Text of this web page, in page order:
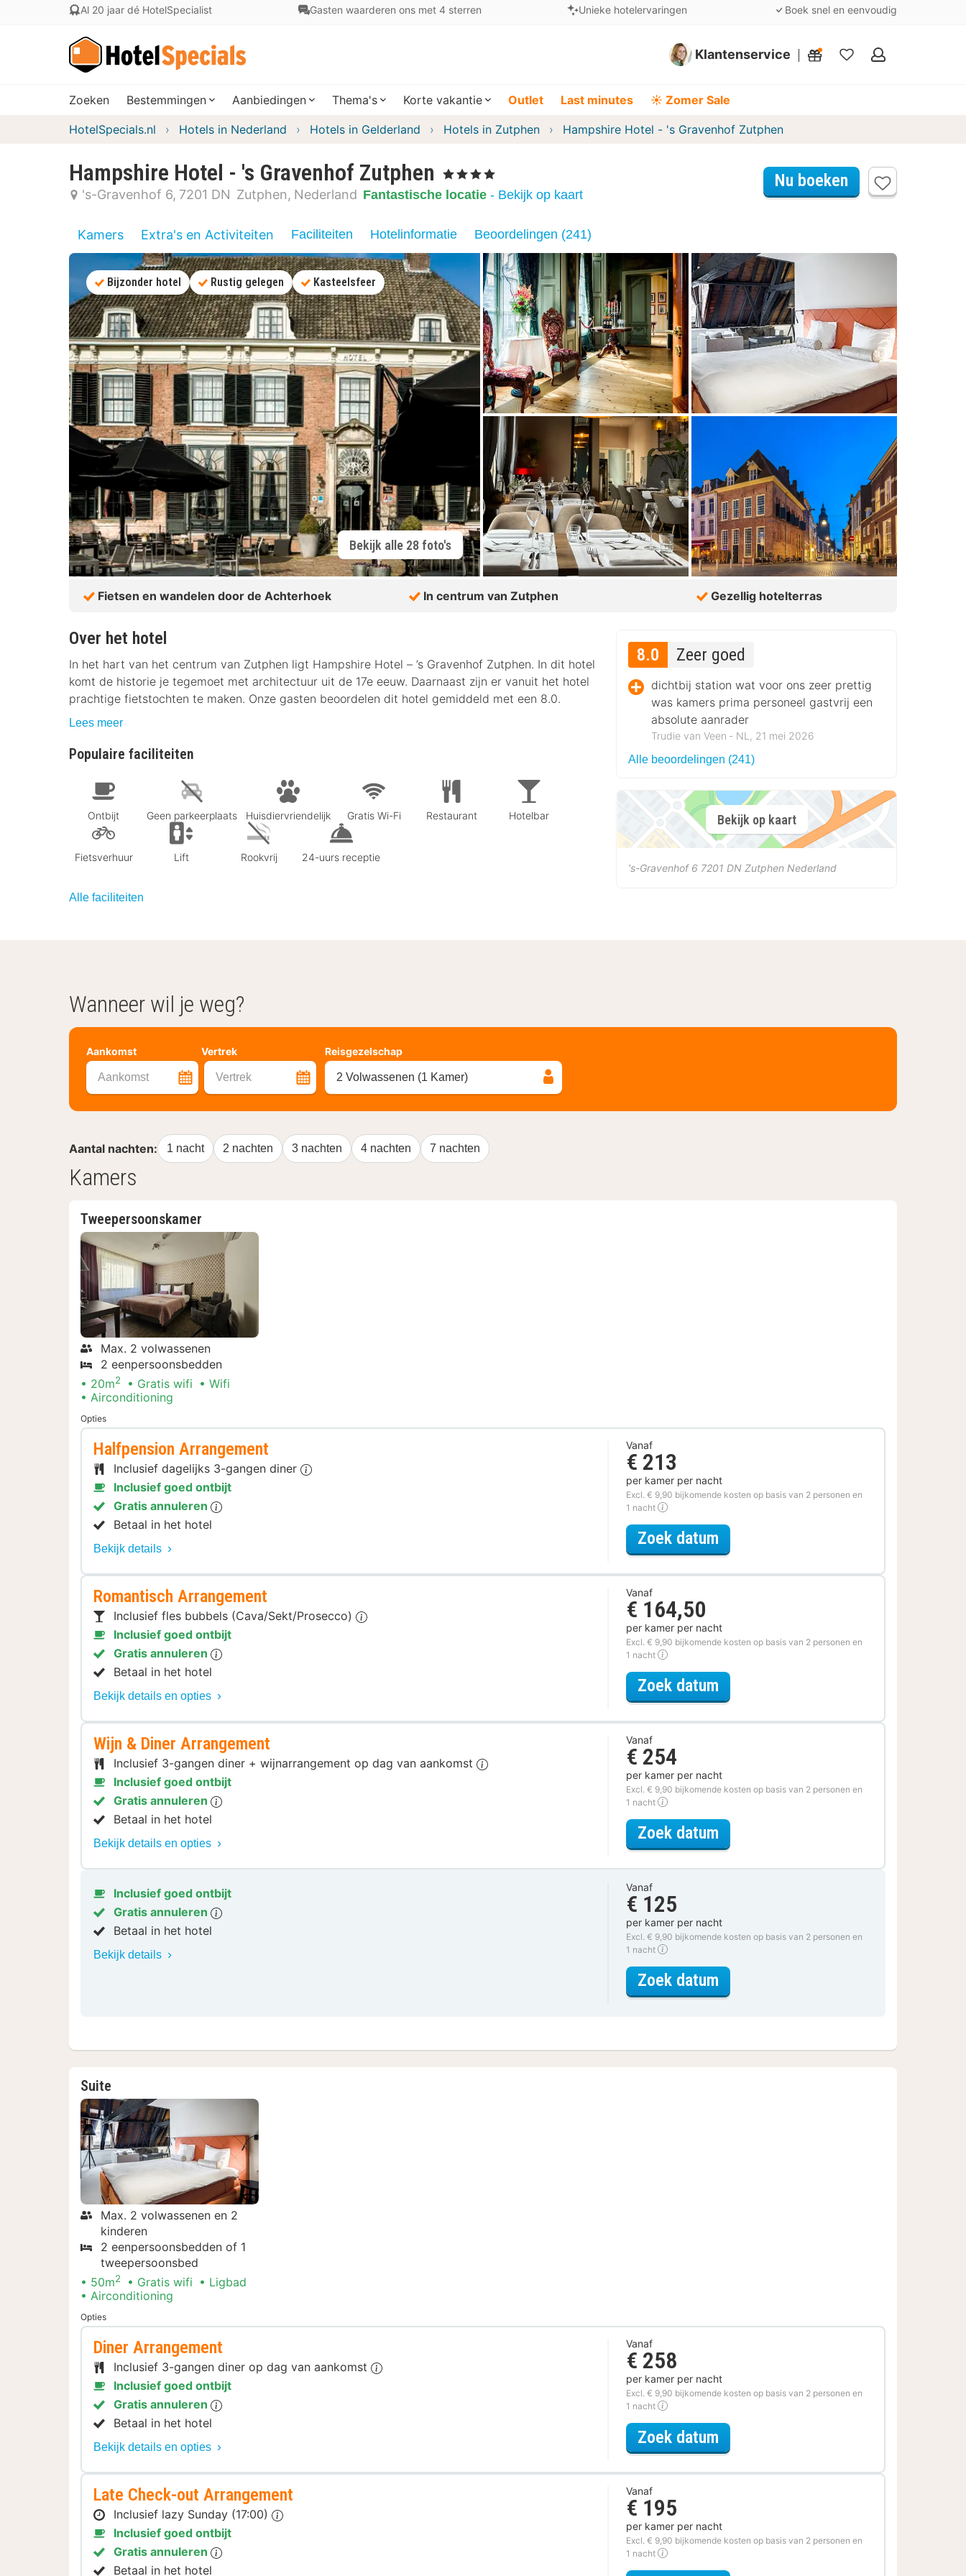
Al 20 jaar dé HotelSpecialist Gasten waarderen ons met 4 sterren Unieke hotelervaringen Boek snel en eenvoudig
Klantenservice
Mijn
Zoeken Bestemmingen Aanbiedingen Thema's Korte vakantie Outlet Last minutes ☀️ Zomer Sale
HotelSpecials.nl Hotels in Nederland Hotels in Gelderland Hotels in Zutphen Hampshire Hotel - 's Gravenhof Zutphen
Hampshire Hotel - 's Gravenhof Zutphen , 4 Sterren
's-Gravenhof 6 7201 DN Zutphen Nederland Fantastische locatie - Bekijk op kaart
Nu boeken
Kamers Extra's en Activiteiten Faciliteiten Hotelinformatie Beoordelingen (241)
Bekijk alle 28 foto's
Bijzonder hotel Rustig gelegen Kasteelsfeer
Fietsen en wandelen door de Achterhoek In centrum van Zutphen Gezellig hotelterras
Over het hotel
In het hart van het centrum van Zutphen ligt Hampshire Hotel – ’s Gravenhof Zutphen. In dit hotel
komt de historie je tegemoet met architectuur uit de 17e eeuw. Daarnaast zijn er vanuit het hotel
prachtige fietstochten te maken. Onze gasten beoordelen dit hotel gemiddeld met een 8.0.
Lees meer
Populaire faciliteiten
Ontbijt Geen parkeerplaats Huisdiervriendelijk Gratis Wi-Fi Restaurant Hotelbar
Fietsverhuur Lift Rookvrij 24-uurs receptie
Alle faciliteiten
8.0 Zeer goed
dichtbij station wat voor ons zeer prettig
was kamers prima personeel gastvrij een
absolute aanrader
Trudie van Veen ‐ NL, 21 mei 2026
Alle beoordelingen (241)
Bekijk op kaart
's-Gravenhof 6 7201 DN Zutphen Nederland
Wanneer wil je weg?
Aankomst Vertrek
Aankomst Vertrek
Reisgezelschap
2 Volwassenen (1 Kamer)
Aantal nachten: 1 nacht 2 nachten 3 nachten 4 nachten 7 nachten
Kamers
Tweepersoonskamer
Max. 2 volwassenen
2 eenpersoonsbedden
20m2 Gratis wifi
Wifi
Airconditioning
Opties
Halfpension Arrangement
Inclusief dagelijks 3-gangen diner
Inclusief goed ontbijt
Gratis annuleren
Betaal in het hotel
Bekijk details
Vanaf
€ 213
per kamer per nacht
Excl. € 9,90 bijkomende kosten op basis van 2 personen en
1 nacht
Zoek datum
Romantisch Arrangement
Inclusief fles bubbels (Cava/Sekt/Prosecco)
Inclusief goed ontbijt
Gratis annuleren
Betaal in het hotel
Bekijk details en opties
Vanaf
€ 164,50
per kamer per nacht
Excl. € 9,90 bijkomende kosten op basis van 2 personen en
1 nacht
Zoek datum
Wijn & Diner Arrangement
Inclusief 3-gangen diner + wijnarrangement op dag van aankomst
Inclusief goed ontbijt
Gratis annuleren
Betaal in het hotel
Bekijk details en opties
Vanaf
€ 254
per kamer per nacht
Excl. € 9,90 bijkomende kosten op basis van 2 personen en
1 nacht
Zoek datum
Inclusief goed ontbijt
Gratis annuleren
Betaal in het hotel
Bekijk details
Vanaf
€ 125
per kamer per nacht
Excl. € 9,90 bijkomende kosten op basis van 2 personen en
1 nacht
Zoek datum
Suite
Max. 2 volwassenen en 2
kinderen
2 eenpersoonsbedden of 1
tweepersoonsbed
50m2 Gratis wifi
Ligbad
Airconditioning
Opties
Diner Arrangement
Inclusief 3-gangen diner op dag van aankomst
Inclusief goed ontbijt
Gratis annuleren
Betaal in het hotel
Bekijk details en opties
Vanaf
€ 258
per kamer per nacht
Excl. € 9,90 bijkomende kosten op basis van 2 personen en
1 nacht
Zoek datum
Late Check-out Arrangement
Inclusief lazy Sunday (17:00)
Inclusief goed ontbijt
Gratis annuleren
Betaal in het hotel
Vanaf
€ 195
per kamer per nacht
Excl. € 9,90 bijkomende kosten op basis van 2 personen en
1 nacht